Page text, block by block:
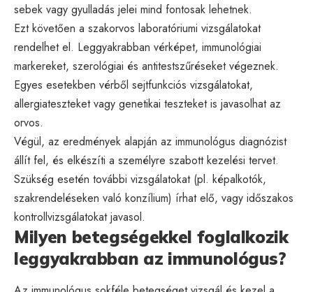
sebek vagy gyulladás jelei mind fontosak lehetnek.
Ezt követően a szakorvos laboratóriumi vizsgálatokat
rendelhet el. Leggyakrabban vérképet, immunológiai
markereket, szerológiai és antitestszűréseket végeznek.
Egyes esetekben vérből sejtfunkciós vizsgálatokat,
allergiateszteket vagy genetikai teszteket is javasolhat az
orvos.
Végül, az eredmények alapján az immunológus diagnózist
állít fel, és elkészíti a személyre szabott kezelési tervet.
Szükség esetén további vizsgálatokat (pl. képalkotók,
szakrendeléseken való konzílium) írhat elő, vagy időszakos
kontrollvizsgálatokat javasol.
Milyen betegségekkel foglalkozik
leggyakrabban az immunológus?